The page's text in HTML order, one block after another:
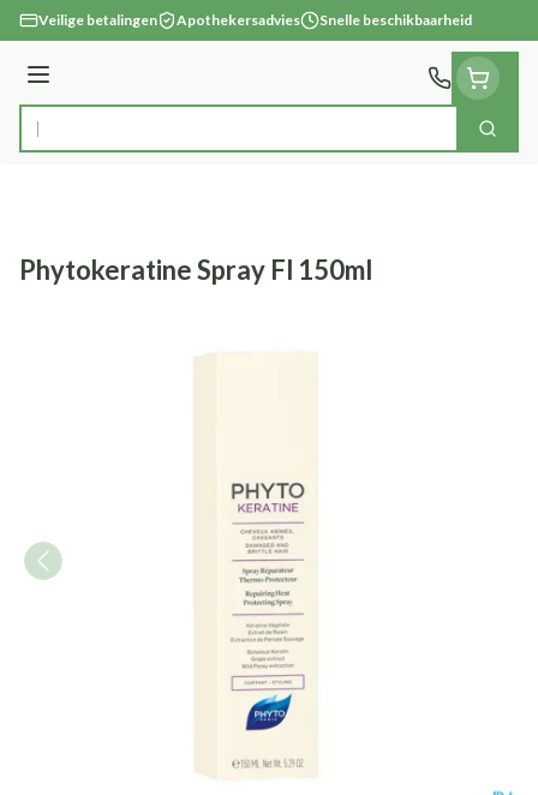
Ga naar de inhoud
Veilige betalingen Apothekersadvies Snelle beschikbaarheid
Menu
Product, merk, categorie... Zoek
Phytokeratine Spray Fl 150ml